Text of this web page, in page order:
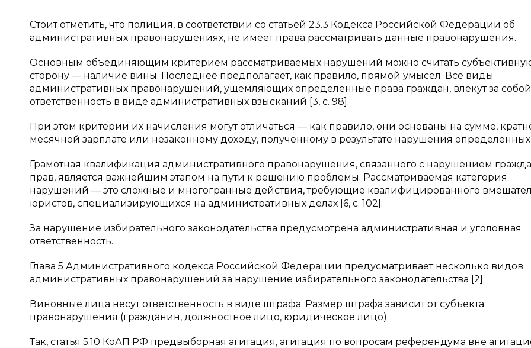
Стоит отметить, что полиция, в соответствии со статьей 23.3 Кодекса Российской Федерации об
административных правонарушениях, не имеет права рассматривать данные правонарушения.
Основным объединяющим критерием рассматриваемых нарушений можно считать
сторону — наличие вины. Последнее предполагает, как правило, прямой умысел. Все виды
административных правонарушений, ущемляющих определенные права граждан, влекут за собой
ответственность в виде административных взысканий [3, с. 98].
При этом критерии их начисления могут отличаться — как правило, они основаны на сумме,
месячной зарплате или незаконному доходу, полученному в результате нарушения определенных
Грамотная квалификация административного правонарушения, связанного с нарушением
прав, является важнейшим этапом на пути к решению проблемы. Рассматриваемая категория
нарушений — это сложные и многогранные действия, требующие квалифицированного
юристов, специализирующихся на административных делах [6, с. 102].
За нарушение избирательного законодательства предусмотрена административная и уголовная
ответственность.
Глава 5 Административного кодекса Российской Федерации предусматривает несколько видов
административных правонарушений за нарушение избирательного законодательства [2].
Виновные лица несут ответственность в виде штрафа. Размер штрафа зависит от субъекта
правонарушения (гражданин, должностное лицо, юридическое лицо).
Так, статья 5.10 КоАП РФ предвыборная агитация, агитация по вопросам референдума вне